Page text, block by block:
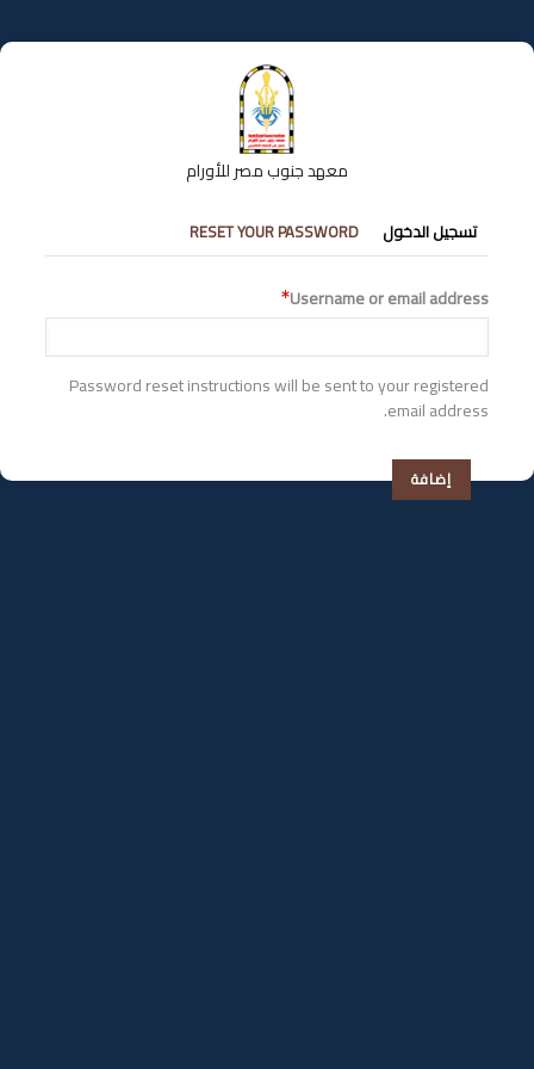
إلى
المحتوى
معهد جنوب مصر للأورام
التبويبات
الأساسية
تسجيل الدخول RESET YOUR PASSWORD
Username or email address
Password reset instructions will be sent to your registered
email address.